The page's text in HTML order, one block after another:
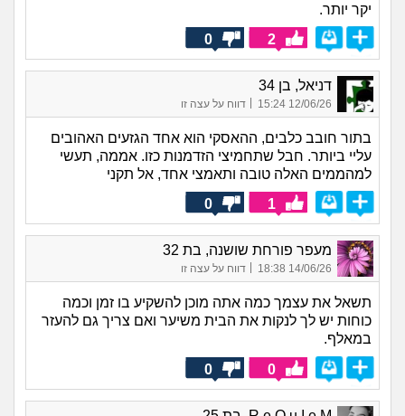
יקר יותר.
2
0
דניאל, בן 34
12/06/26 15:24 דווח על עצה זו
בתור חובב כלבים, ההאסקי הוא אחד הגזעים האהובים
עליי ביותר. חבל שתחמיצי הזדמנות כזו. אממה, תעשי
למהממים האלה טובה ותאמצי אחד, אל תקני
1
0
מעפר פורחת שושנה, בת 32
14/06/26 18:38 דווח על עצה זו
תשאל את עצמך כמה אתה מוכן להשקיע בו זמן וכמה
כוחות יש לך לנקות את הבית משיער ואם צריך גם להעזר
במאלף.
0
0